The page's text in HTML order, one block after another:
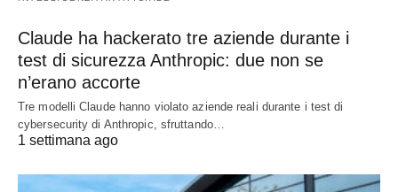
Claude ha hackerato tre aziende durante i
test di sicurezza Anthropic: due non se
n’erano accorte
Tre modelli Claude hanno violato aziende reali durante i test di
cybersecurity di Anthropic, sfruttando…
1 settimana ago